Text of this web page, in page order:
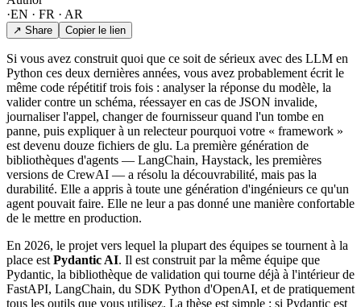
·EN · FR · AR
↗ Share Copier le lien
Si vous avez construit quoi que ce soit de sérieux avec des LLM en
Python ces deux dernières années, vous avez probablement écrit le
même code répétitif trois fois : analyser la réponse du modèle, la
valider contre un schéma, réessayer en cas de JSON invalide,
journaliser l'appel, changer de fournisseur quand l'un tombe en
panne, puis expliquer à un relecteur pourquoi votre « framework »
est devenu douze fichiers de glu. La première génération de
bibliothèques d'agents — LangChain, Haystack, les premières
versions de CrewAI — a résolu la découvrabilité, mais pas la
durabilité. Elle a appris à toute une génération d'ingénieurs ce qu'un
agent pouvait faire. Elle ne leur a pas donné une manière confortable
de le mettre en production.
En 2026, le projet vers lequel la plupart des équipes se tournent à la
place est Pydantic AI. Il est construit par la même équipe que
Pydantic, la bibliothèque de validation qui tourne déjà à l'intérieur de
FastAPI, LangChain, du SDK Python d'OpenAI, et de pratiquement
tous les outils que vous utilisez. La thèse est simple : si Pydantic est